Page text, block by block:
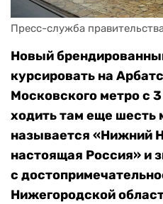
Пресс-служба
Новый
курсировать на
Московского метро с
ходить там еще шесть
называется «Нижний
настоящая Россия» и
с
Нижегородской